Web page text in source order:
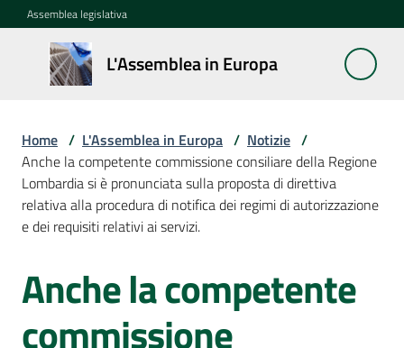
Vai al contenuto
Vai alla navigazione
Vai al footer
Assemblea legislativa
L'Assemblea in Europa
L'Assemblea
in Europa
Cos'è
la
Sessione
europea
La
Rete
regionale
Home / L'Assemblea in Europa / Notizie /
Anche la competente commissione consiliare della Regione
Lombardia si è pronunciata sulla proposta di direttiva
relativa alla procedura di notifica dei regimi di autorizzazione
e dei requisiti relativi ai servizi.
Salta al contenuto
Anche la competente
commissione